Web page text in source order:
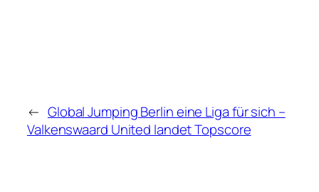
← Global Jumping Berlin eine Liga für sich –
Valkenswaard United landet Topscore